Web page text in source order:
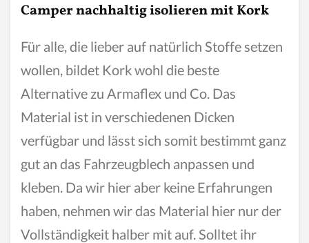
Camper nachhaltig isolieren mit Kork
Für alle, die lieber auf natürlich Stoffe setzen
wollen, bildet Kork wohl die beste
Alternative zu Armaflex und Co. Das
Material ist in verschiedenen Dicken
verfügbar und lässt sich somit bestimmt ganz
gut an das Fahrzeugblech anpassen und
kleben. Da wir hier aber keine Erfahrungen
haben, nehmen wir das Material hier nur der
Vollständigkeit halber mit auf. Solltet ihr